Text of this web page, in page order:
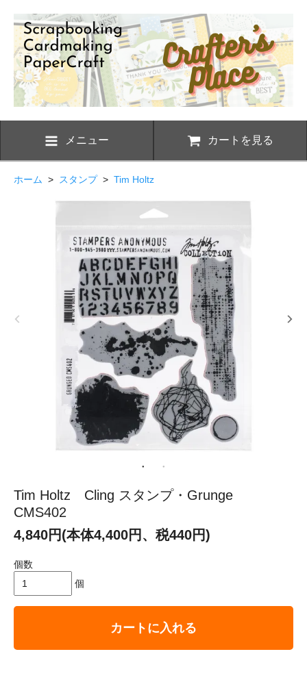
メニュー カートを見る
ホーム > スタンプ> Tim Holtz
Tim Holtz Cling スタンプ・Grunge
CMS402
4,840円(本体4,400円、税440円)
個数
個
カートに入れる